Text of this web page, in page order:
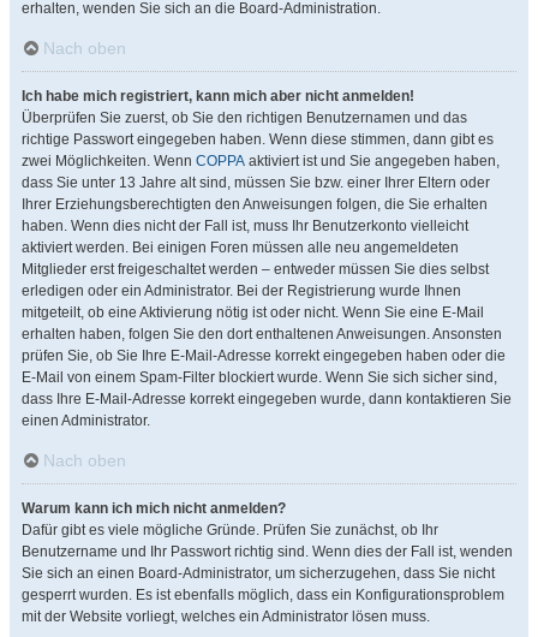
erhalten, wenden Sie sich an die Board-Administration.
Nach oben
Ich habe mich registriert, kann mich aber nicht anmelden!
Überprüfen Sie zuerst, ob Sie den richtigen Benutzernamen und das
richtige Passwort eingegeben haben. Wenn diese stimmen, dann gibt es
zwei Möglichkeiten. Wenn COPPA aktiviert ist und Sie angegeben haben,
dass Sie unter 13 Jahre alt sind, müssen Sie bzw. einer Ihrer Eltern oder
Ihrer Erziehungsberechtigten den Anweisungen folgen, die Sie erhalten
haben. Wenn dies nicht der Fall ist, muss Ihr Benutzerkonto vielleicht
aktiviert werden. Bei einigen Foren müssen alle neu angemeldeten
Mitglieder erst freigeschaltet werden – entweder müssen Sie dies selbst
erledigen oder ein Administrator. Bei der Registrierung wurde Ihnen
mitgeteilt, ob eine Aktivierung nötig ist oder nicht. Wenn Sie eine E-Mail
erhalten haben, folgen Sie den dort enthaltenen Anweisungen. Ansonsten
prüfen Sie, ob Sie Ihre E-Mail-Adresse korrekt eingegeben haben oder die
E-Mail von einem Spam-Filter blockiert wurde. Wenn Sie sich sicher sind,
dass Ihre E-Mail-Adresse korrekt eingegeben wurde, dann kontaktieren Sie
einen Administrator.
Nach oben
Warum kann ich mich nicht anmelden?
Dafür gibt es viele mögliche Gründe. Prüfen Sie zunächst, ob Ihr
Benutzername und Ihr Passwort richtig sind. Wenn dies der Fall ist, wenden
Sie sich an einen Board-Administrator, um sicherzugehen, dass Sie nicht
gesperrt wurden. Es ist ebenfalls möglich, dass ein Konfigurationsproblem
mit der Website vorliegt, welches ein Administrator lösen muss.